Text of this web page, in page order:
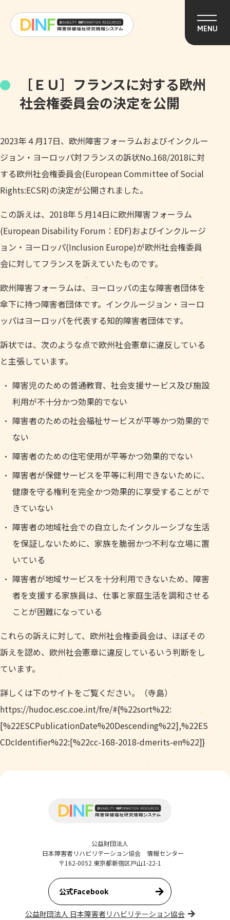
MENU
［ＥＵ］フランスに対する欧州
社会権委員会の決定を公開
2023年４月17日、欧州障害フォーラムおよびインクルー
ジョン・ヨーロッパ対フランスの訴状No.168/2018に対
する欧州社会権委員会(European Committee of Social
Rights:ECSR)の決定が公開されました。
この訴えは、2018年５月14日に欧州障害フォーラム
(European Disability Forum：EDF)およびインクルージ
ョン・ヨーロッパ(Inclusion Europe)が欧州社会権委員
会に対してフランスを訴えていたものです。
欧州障害フォーラムは、ヨーロッパの主な障害者団体を
傘下に持つ障害者団体です。インクルージョン・ヨーロ
ッパはヨーロッパを代表する知的障害者団体です。
訴状では、次のような点で欧州社会憲章に違反している
と主張しています。
障害児のための普通教育、社会支援サービス及び施設
利用が不十分かつ効果的でない
障害者のための社会福祉サービスが平等かつ効果的で
ない
障害者のための住宅使用が平等かつ効果的でない
障害者が保健サービスを平等に利用できないために、
健康を守る権利を完全かつ効果的に享受することがで
きていない
障害者の地域社会での自立したインクルーシブな生活
を保証しないために、家族を脆弱かつ不利な立場に置
いている
障害者が地域サービスを十分利用できないため、障害
者を支援する家族員は、仕事と家庭生活を調和させる
ことが困難になっている
これらの訴えに対して、欧州社会権委員会は、ほぼその
訴えを認め、欧州社会憲章に違反しているいう判断をし
ています。
詳しくは下のサイトをご覧ください。（寺島）
https://hudoc.esc.coe.int/fre/#{%22sort%22:
[%22ESCPublicationDate%20Descending%22],%22ES
CDcIdentifier%22:[%22cc-168-2018-dmerits-en%22]}
公益財団法人
日本障害者リハビリテーション協会 情報センター
〒162-0052 東京都新宿区戸山1-22-1
公式Facebook
公益財団法人 日本障害者リハビリテーション協会